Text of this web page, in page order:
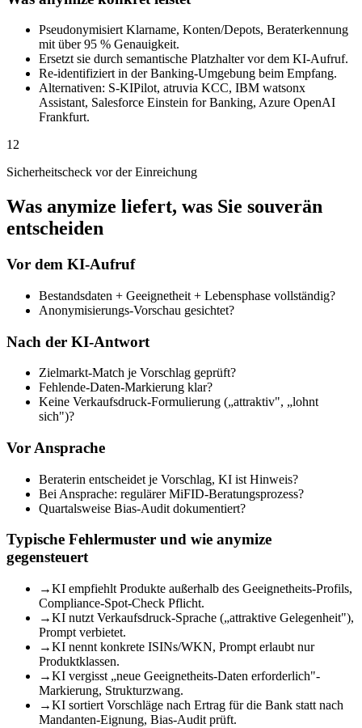
Pseudonymisiert Klarname, Konten/Depots, Beraterkennung
mit über 95 % Genauigkeit.
Ersetzt sie durch semantische Platzhalter vor dem KI-Aufruf.
Re-identifiziert in der Banking-Umgebung beim Empfang.
Alternativen: S-KIPilot, atruvia KCC, IBM watsonx
Assistant, Salesforce Einstein for Banking, Azure OpenAI
Frankfurt.
12
Sicherheitscheck vor der Einreichung
Was anymize liefert, was Sie souverän
entscheiden
Vor dem KI-Aufruf
Bestandsdaten + Geeignetheit + Lebensphase vollständig?
Anonymisierungs-Vorschau gesichtet?
Nach der KI-Antwort
Zielmarkt-Match je Vorschlag geprüft?
Fehlende-Daten-Markierung klar?
Keine Verkaufsdruck-Formulierung („attraktiv", „lohnt
sich")?
Vor Ansprache
Beraterin entscheidet je Vorschlag, KI ist Hinweis?
Bei Ansprache: regulärer MiFID-Beratungsprozess?
Quartalsweise Bias-Audit dokumentiert?
Typische Fehlermuster und wie anymize
gegensteuert
→KI empfiehlt Produkte außerhalb des Geeignetheits-Profils,
Compliance-Spot-Check Pflicht.
→KI nutzt Verkaufsdruck-Sprache („attraktive Gelegenheit"),
Prompt verbietet.
→KI nennt konkrete ISINs/WKN, Prompt erlaubt nur
Produktklassen.
→KI vergisst „neue Geeignetheits-Daten erforderlich"-
Markierung, Strukturzwang.
→KI sortiert Vorschläge nach Ertrag für die Bank statt nach
Mandanten-Eignung, Bias-Audit prüft.